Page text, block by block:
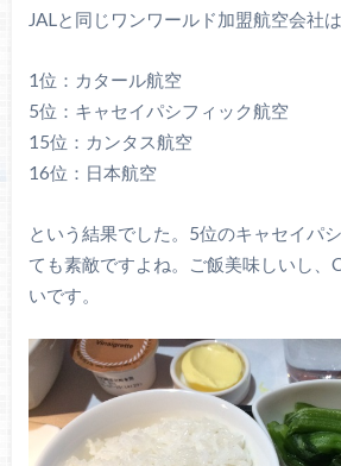
JALと同じワンワールド加盟航空会社は
1位：カタール航空
5位：キャセイパシフィック航空
15位：カンタス航空
16位：日本航空
という結果でした。5位のキャセイパ
ても素敵ですよね。ご飯美味しいし、
いです。